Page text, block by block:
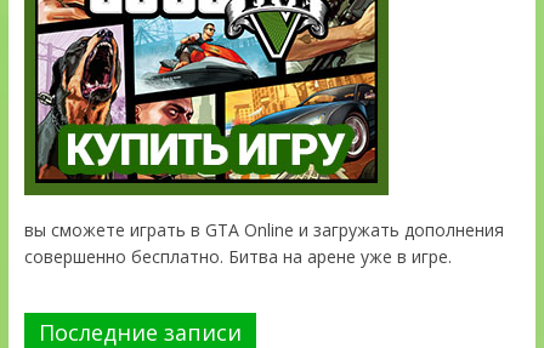
вы сможете играть в GTA Online и загружать дополнения
совершенно бесплатно. Битва на арене уже в игре.
Последние записи